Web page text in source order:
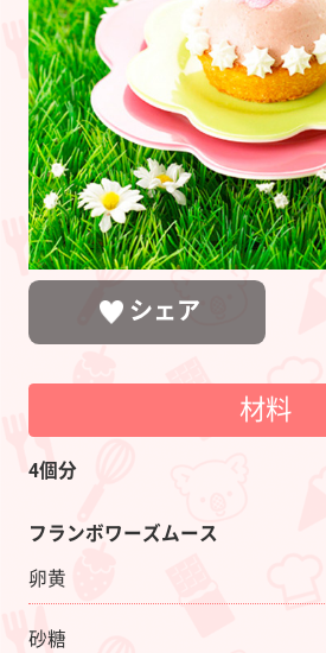
シェア
材料
4個分
フランボワーズムース
卵黄
砂糖